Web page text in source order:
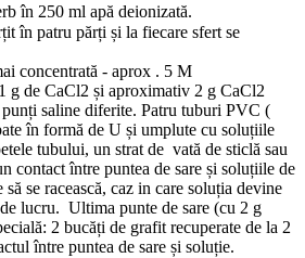
în 250 ml apă deionizată.
în patru părți și la fiecare sfert se
concentrată - aprox . 5 M
g de CaCl2 și aproximativ 2 g CaCl2
saline diferite. Patru tuburi PVC (
în formă de U și umplute cu soluțiile
tubului, un strat de vată de sticlă sau
contact între puntea de sare și soluțiile de
se racească, caz in care soluția devine
lucru. Ultima punte de sare (cu 2 g
2 bucăți de grafit recuperate de la 2
între puntea de sare și soluție.